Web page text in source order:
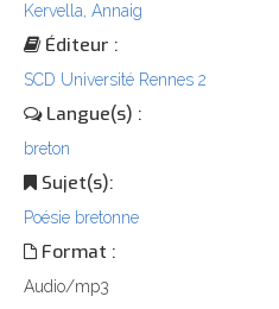
Kervella, Annaig
Éditeur :
SCD Université Rennes 2
Langue(s) :
breton
Sujet(s):
Poésie bretonne
Format :
Audio/mp3